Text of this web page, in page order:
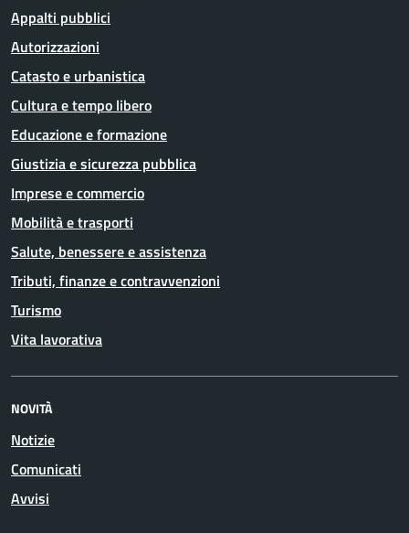
Appalti pubblici
Autorizzazioni
Catasto e urbanistica
Cultura e tempo libero
Educazione e formazione
Giustizia e sicurezza pubblica
Imprese e commercio
Mobilità e trasporti
Salute, benessere e assistenza
Tributi, finanze e contravvenzioni
Turismo
Vita lavorativa
NOVITÀ
Notizie
Comunicati
Avvisi